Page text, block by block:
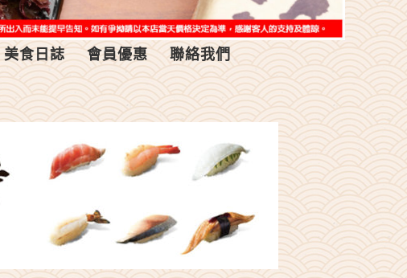
美食日誌 會員優惠 聯絡我們